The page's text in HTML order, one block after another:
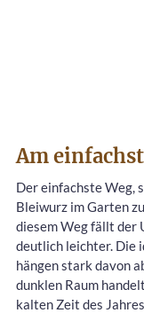
Am
Der einfachste Weg,
Bleiwurz im Garten
diesem Weg fällt der
deutlich leichter. Die
hängen stark davon
dunklen Raum
kalten Zeit des